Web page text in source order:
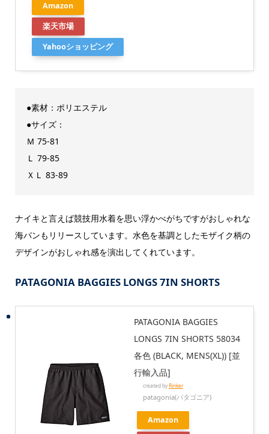
Amazon
楽天市場
Yahooショッピング
●素材：ポリエステル
●サイズ：
Ｍ 75-81
Ｌ 79-85
ＸＬ 83-89
ナイキと言えば競技用水着を思い浮かべがちですがおしゃれな
海パンもリリースしています。水色を基調としたモザイク柄の
デザインがおしゃれ感を演出してくれています。
PATAGONIA BAGGIES LONGS 7IN SHORTS
PATAGONIA BAGGIES
LONGS 7IN SHORTS 58034
各色 (BLACK, MENS(XL)) [並
行輸入品]
created byRinker
patagonia(パタゴニア)
Amazon